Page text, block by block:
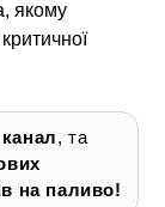
якому
, та
на паливо!